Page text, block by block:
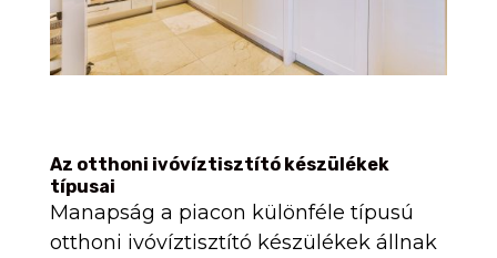
Az otthoni ivóvíztisztító készülékek
típusai
Manapság a piacon különféle típusú
otthoni ivóvíztisztító készülékek állnak